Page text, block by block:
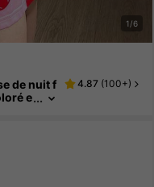
1/6
de nuit f
e
4.87 (100+)